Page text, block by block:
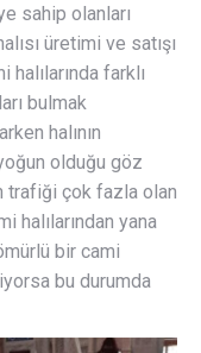
sahip olanları
üretimi ve satışı
halılarında farklı
bulmak
halının
olduğu göz
trafiği çok fazla olan
halılarından yana
bir cami
bu durumda